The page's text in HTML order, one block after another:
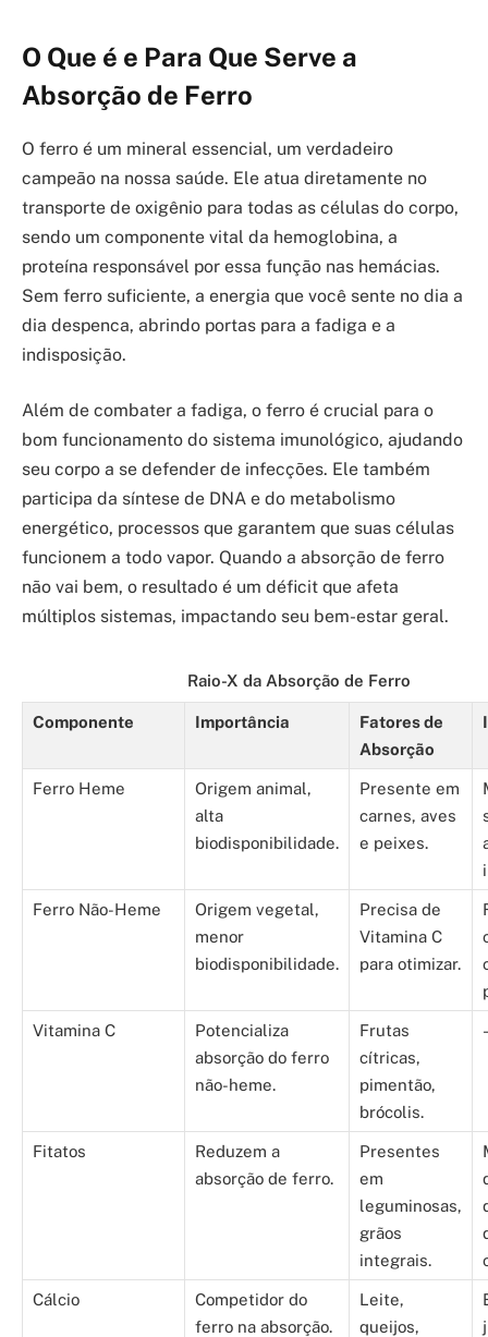
O Que é e Para Que Serve a
Absorção de Ferro
O ferro é um mineral essencial, um verdadeiro
campeão na nossa saúde. Ele atua diretamente no
transporte de oxigênio para todas as células do corpo,
sendo um componente vital da hemoglobina, a
proteína responsável por essa função nas hemácias.
Sem ferro suficiente, a energia que você sente no dia a
dia despenca, abrindo portas para a fadiga e a
indisposição.
Além de combater a fadiga, o ferro é crucial para o
bom funcionamento do sistema imunológico, ajudando
seu corpo a se defender de infecções. Ele também
participa da síntese de DNA e do metabolismo
energético, processos que garantem que suas células
funcionem a todo vapor. Quando a absorção de ferro
não vai bem, o resultado é um déficit que afeta
múltiplos sistemas, impactando seu bem-estar geral.
Raio-X da Absorção de Ferro
Componente Importância
Fatores de
Absorção
Ferro Heme
Origem animal,
alta
biodisponibilidade.
Presente em
carnes, aves
e peixes.
Ferro Não-Heme
Origem vegetal,
menor
biodisponibilidade.
Precisa de
Vitamina C
para otimizar.
Vitamina C
Potencializa
absorção do ferro
não-heme.
Frutas
cítricas,
pimentão,
brócolis.
Fitatos
Reduzem a
absorção de ferro.
Presentes
em
leguminosas,
grãos
integrais.
Cálcio
Competidor do
ferro na absorção.
Leite,
queijos,